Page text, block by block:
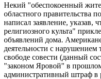
Некий "обеспокоенный
областного правительства
написал заявление,
религиозного культа"
объявлений дома.
деятельности с нарушением
свободе совести (данный
"законом Яровой" в
административный штраф в